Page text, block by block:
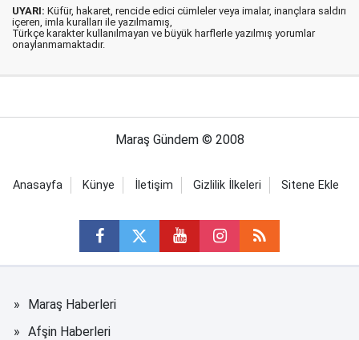
UYARI: Küfür, hakaret, rencide edici cümleler veya imalar, inançlara saldırı
içeren, imla kuralları ile yazılmamış,
Türkçe karakter kullanılmayan ve büyük harflerle yazılmış yorumlar
onaylanmamaktadır.
Maraş Gündem © 2008
Anasayfa Künye İletişim Gizlilik İlkeleri Sitene Ekle
Maraş Haberleri
Afşin Haberleri